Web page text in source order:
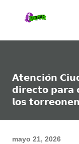
𝗔𝘁𝗲𝗻𝗰𝗶𝗼́𝗻
𝗱𝗶𝗿𝗲𝗰𝘁𝗼 𝗽𝗮𝗿𝗮
𝗹𝗼𝘀
mayo 21, 2026